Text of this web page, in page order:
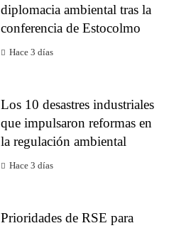
diplomacia ambiental tras la
conferencia de Estocolmo
Hace 3 días
Los 10 desastres industriales
que impulsaron reformas en
la regulación ambiental
Hace 3 días
Prioridades de RSE para